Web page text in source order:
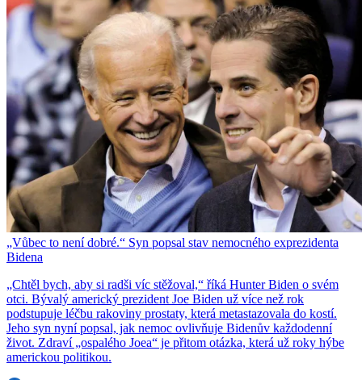
„Vůbec to není dobré.“ Syn popsal stav nemocného exprezidenta
Bidena
„Chtěl bych, aby si radši víc stěžoval,“ říká Hunter Biden o svém
otci. Bývalý americký prezident Joe Biden už více než rok
podstupuje léčbu rakoviny prostaty, která metastazovala do kostí.
Jeho syn nyní popsal, jak nemoc ovlivňuje Bidenův každodenní
život. Zdraví „ospalého Joea“ je přitom otázka, která už roky hýbe
americkou politikou.